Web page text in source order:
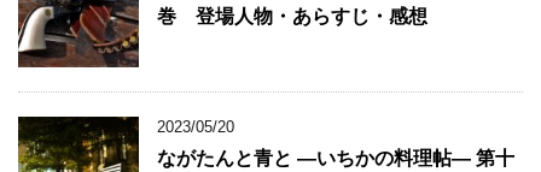
巻 登場人物・あらすじ・感想
2023/05/20
ながたんと青と ―いちかの料理帖― 第十